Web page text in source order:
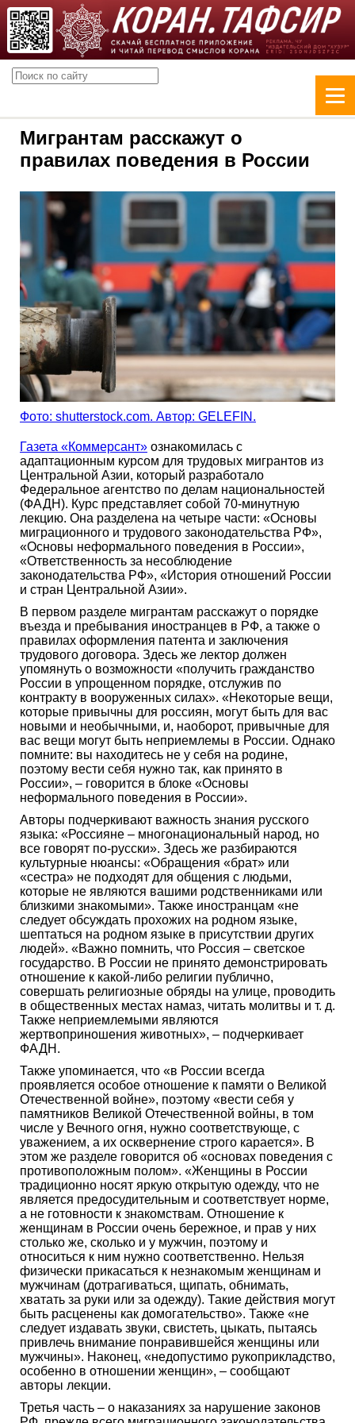
Мигрантам расскажут о
правилах поведения в России
Фото: shutterstock.com. Автор: GELEFIN.
Газета «Коммерсант» ознакомилась с
адаптационным курсом для трудовых мигрантов из
Центральной Азии, который разработало
Федеральное агентство по делам национальностей
(ФАДН). Курс представляет собой 70-минутную
лекцию. Она разделена на четыре части: «Основы
миграционного и трудового законодательства РФ»,
«Основы неформального поведения в России»,
«Ответственность за несоблюдение
законодательства РФ», «История отношений России
и стран Центральной Азии».
В первом разделе мигрантам расскажут о порядке
въезда и пребывания иностранцев в РФ, а также о
правилах оформления патента и заключения
трудового договора. Здесь же лектор должен
упомянуть о возможности «получить гражданство
России в упрощенном порядке, отслужив по
контракту в вооруженных силах». «Некоторые вещи,
которые привычны для россиян, могут быть для вас
новыми и необычными, и, наоборот, привычные для
вас вещи могут быть неприемлемы в России. Однако
помните: вы находитесь не у себя на родине,
поэтому вести себя нужно так, как принято в
России», – говорится в блоке «Основы
неформального поведения в России».
Авторы подчеркивают важность знания русского
языка: «Россияне – многонациональный народ, но
все говорят по-русски». Здесь же разбираются
культурные нюансы: «Обращения «брат» или
«сестра» не подходят для общения с людьми,
которые не являются вашими родственниками или
близкими знакомыми». Также иностранцам «не
следует обсуждать прохожих на родном языке,
шептаться на родном языке в присутствии других
людей». «Важно помнить, что Россия – светское
государство. В России не принято демонстрировать
отношение к какой-либо религии публично,
совершать религиозные обряды на улице, проводить
в общественных местах намаз, читать молитвы и т. д.
Также неприемлемыми являются
жертвоприношения животных», – подчеркивает
ФАДН.
Также упоминается, что «в России всегда
проявляется особое отношение к памяти о Великой
Отечественной войне», поэтому «вести себя у
памятников Великой Отечественной войны, в том
числе у Вечного огня, нужно соответствующе, с
уважением, а их осквернение строго карается». В
этом же разделе говорится об «основах поведения с
противоположным полом». «Женщины в России
традиционно носят яркую открытую одежду, что не
является предосудительным и соответствует норме,
а не готовности к знакомствам. Отношение к
женщинам в России очень бережное, и прав у них
столько же, сколько и у мужчин, поэтому и
относиться к ним нужно соответственно. Нельзя
физически прикасаться к незнакомым женщинам и
мужчинам (дотрагиваться, щипать, обнимать,
хватать за руки или за одежду). Такие действия могут
быть расценены как домогательство». Также «не
следует издавать звуки, свистеть, цыкать, пытаясь
привлечь внимание понравившейся женщины или
мужчины». Наконец, «недопустимо рукоприкладство,
особенно в отношении женщин», – сообщают
авторы лекции.
Третья часть – о наказаниях за нарушение законов